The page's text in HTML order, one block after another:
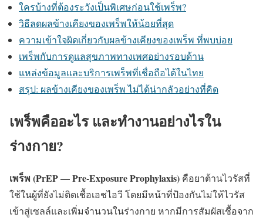
ใครบ้างที่ต้องระวังเป็นพิเศษก่อนใช้เพร็พ?
วิธีลดผลข้างเคียงของเพร็พให้น้อยที่สุด
ความเข้าใจผิดเกี่ยวกับผลข้างเคียงของเพร็พ ที่พบบ่อย
เพร็พกับการดูแลสุขภาพทางเพศอย่างรอบด้าน
แหล่งข้อมูลและบริการเพร็พที่เชื่อถือได้ในไทย
สรุป: ผลข้างเคียงของเพร็พ ไม่ได้น่ากลัวอย่างที่คิด
เพร็พคืออะไร และทำงานอย่างไรใน
ร่างกาย?
เพร็พ (PrEP — Pre-Exposure Prophylaxis) คือยาต้านไวรัสที่
ใช้ในผู้ที่ยังไม่ติดเชื้อเอชไอวี โดยมีหน้าที่ป้องกันไม่ให้ไวรัส
เข้าสู่เซลล์และเพิ่มจำนวนในร่างกาย หากมีการสัมผัสเชื้อจาก